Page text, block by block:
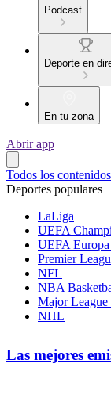
Podcast
Deporte en
En tu zona
Abrir app
Todos los contenidos
Deportes populares
LaLiga
UEFA
UEFA
Premier
NFL
NBA
Major League
NHL
Las mejores